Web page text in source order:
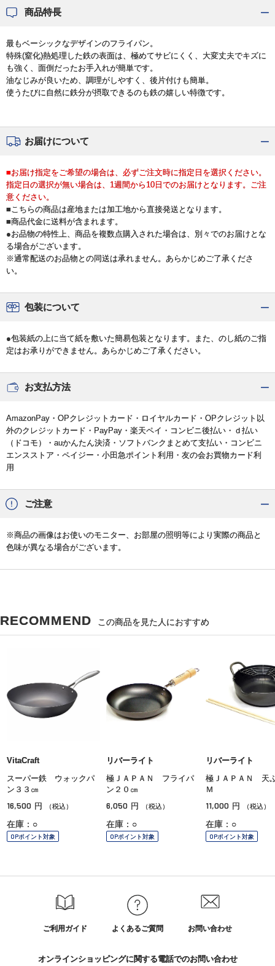
商品特長
最もベーシックなデザインのフライパン。
特殊(窒化)熱処理した鉄の表面は、極めてサビにくく、大変丈夫でキズに
も強く、面倒だったお手入れが簡単です。
油なじみが良いため、調理がしやすく、後片付けも簡単。
使うたびに自然に鉄分が摂取できるのも鉄の嬉しい特徴です。
お届けについて
■お届け指定をご希望の場合は、必ずご注文時に指定日を選択ください。
指定日の選択が無い場合は、1週間から10日でのお届けとなります。ご注
意ください。
■こちらの商品は産地または加工地から直接発送となります。
■商品代金に送料が含まれます。
●お品物の特性上、商品を複数点購入された場合は、別々でのお届けとな
る場合がございます。
※通常配送のお品物との同送は承れません。あらかじめご了承くださ
い。
包装について
●包装紙の上に当て紙を敷いた簡易包装となります。また、のし紙のご指
定はお承りができません。あらかじめご了承ください。
お支払方法
AmazonPay・OPクレジットカード・ロイヤルカード・OPクレジット以
外のクレジットカード・PayPay・楽天ペイ・コンビニ後払い・ｄ払い
（ドコモ）・auかんたん決済・ソフトバンクまとめて支払い・コンビニ
エンスストア・ペイジー・小田急ポイント利用・友の会お買物カード利
用
ご注意
※商品の画像はお使いのモニター、お部屋の照明等により実際の商品と
色味が異なる場合がございます。
RECOMMEND この商品を見た人におすすめ
VitaCraft
スーパー鉄 ウォックパ
ン３３㎝
16,500 円 （税込）
在庫：○
OPポイント対象
リバーライト
極ＪＡＰＡＮ フライパ
ン２０㎝
6,050 円 （税込）
在庫：○
OPポイント対象
リバーライト
極ＪＡＰＡＮ 天
Ｍ
11,000 円 （税込）
在庫：○
OPポイント対象
ご利用ガイド よくあるご質問 お問い合わせ
オンラインショッピングに関する電話でのお問い合わせ